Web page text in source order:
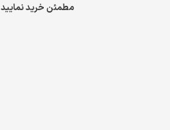
مطمئن خرید نمایید